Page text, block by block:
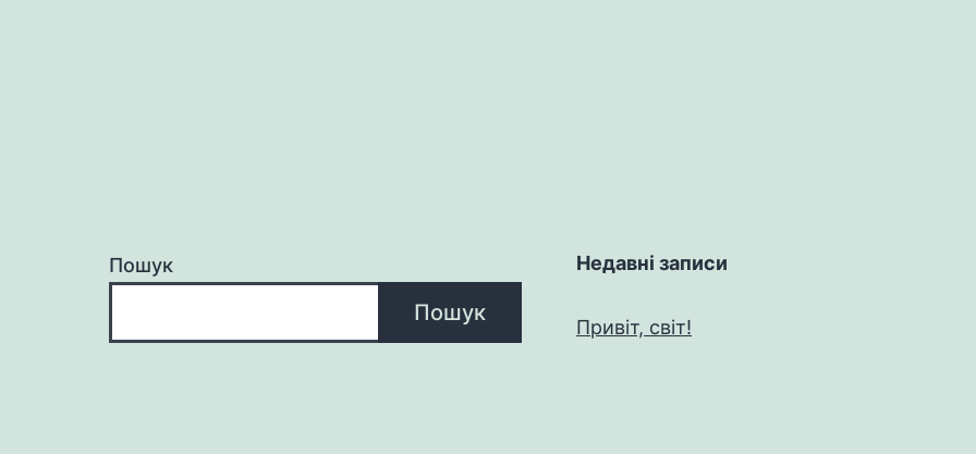
Пошук
Пошук
Недавні записи
Привіт, світ!